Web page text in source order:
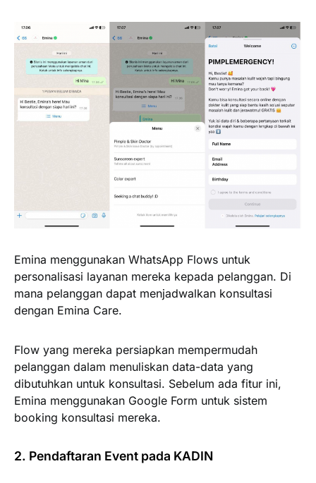
Emina menggunakan WhatsApp Flows untuk
personalisasi layanan mereka kepada pelanggan. Di
mana pelanggan dapat menjadwalkan konsultasi
dengan Emina Care.
Flow yang mereka persiapkan mempermudah
pelanggan dalam menuliskan data-data yang
dibutuhkan untuk konsultasi. Sebelum ada fitur ini,
Emina menggunakan Google Form untuk sistem
booking konsultasi mereka.
2. Pendaftaran Event pada KADIN